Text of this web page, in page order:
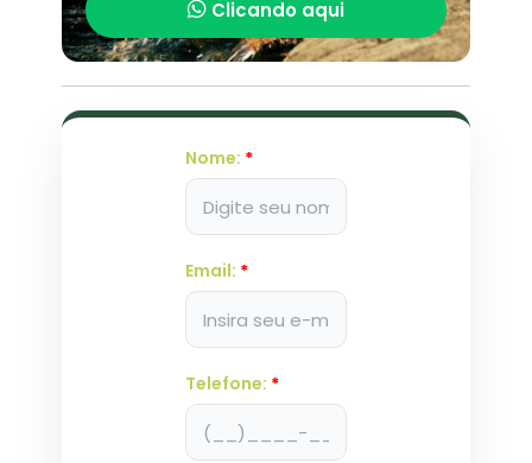
Clicando aqui
Nome: *
Email: *
Telefone: *